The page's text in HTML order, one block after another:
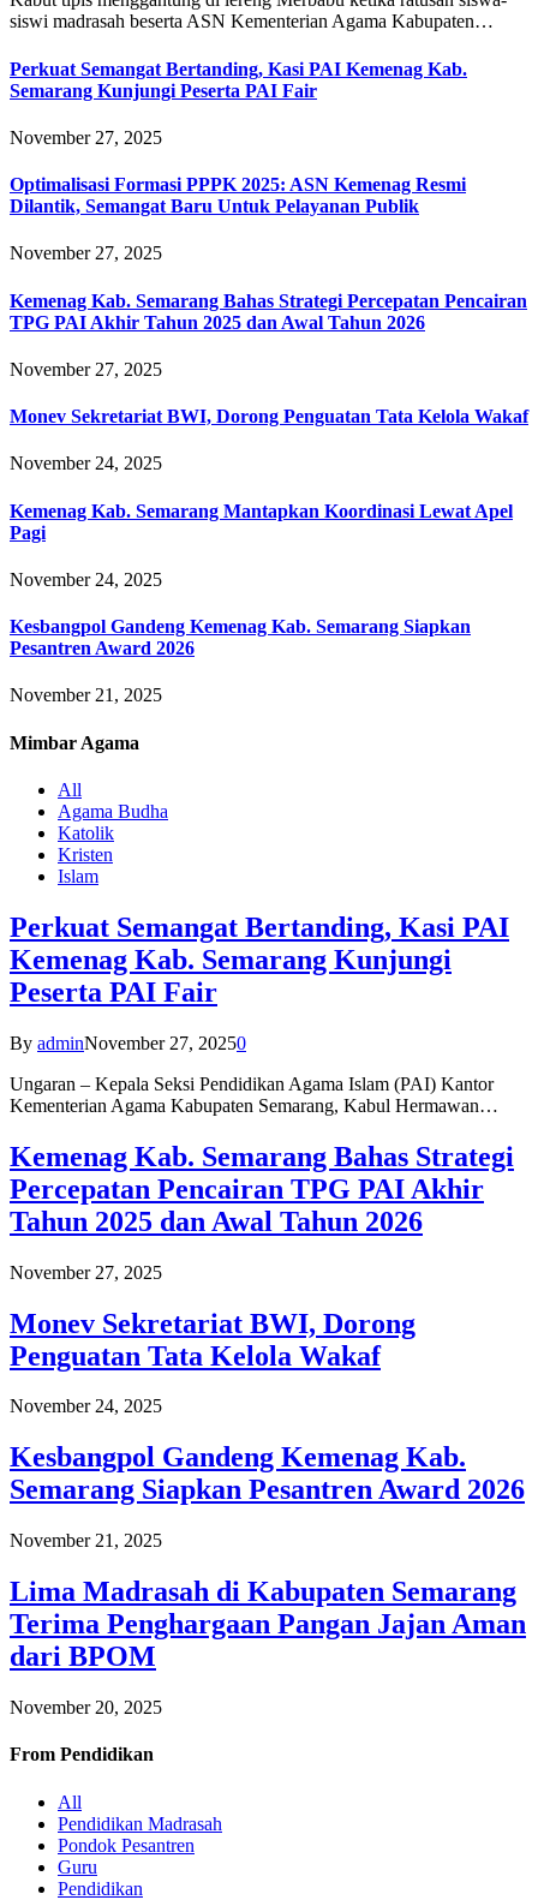
siswi madrasah beserta ASN Kementerian Agama Kabupaten…
Perkuat Semangat Bertanding, Kasi PAI Kemenag Kab.
Semarang Kunjungi Peserta PAI Fair
November 27, 2025
Optimalisasi Formasi PPPK 2025: ASN Kemenag Resmi
Dilantik, Semangat Baru Untuk Pelayanan Publik
November 27, 2025
Kemenag Kab. Semarang Bahas Strategi Percepatan Pencairan
TPG PAI Akhir Tahun 2025 dan Awal Tahun 2026
November 27, 2025
Monev Sekretariat BWI, Dorong Penguatan Tata Kelola Wakaf
November 24, 2025
Kemenag Kab. Semarang Mantapkan Koordinasi Lewat Apel
Pagi
November 24, 2025
Kesbangpol Gandeng Kemenag Kab. Semarang Siapkan
Pesantren Award 2026
November 21, 2025
Mimbar Agama
All
Agama Budha
Katolik
Kristen
Islam
Perkuat Semangat Bertanding, Kasi PAI
Kemenag Kab. Semarang Kunjungi
Peserta PAI Fair
By adminNovember 27, 20250
Ungaran – Kepala Seksi Pendidikan Agama Islam (PAI) Kantor
Kementerian Agama Kabupaten Semarang, Kabul Hermawan…
Kemenag Kab. Semarang Bahas Strategi
Percepatan Pencairan TPG PAI Akhir
Tahun 2025 dan Awal Tahun 2026
November 27, 2025
Monev Sekretariat BWI, Dorong
Penguatan Tata Kelola Wakaf
November 24, 2025
Kesbangpol Gandeng Kemenag Kab.
Semarang Siapkan Pesantren Award 2026
November 21, 2025
Lima Madrasah di Kabupaten Semarang
Terima Penghargaan Pangan Jajan Aman
dari BPOM
November 20, 2025
From Pendidikan
All
Pendidikan Madrasah
Pondok Pesantren
Guru
Pendidikan